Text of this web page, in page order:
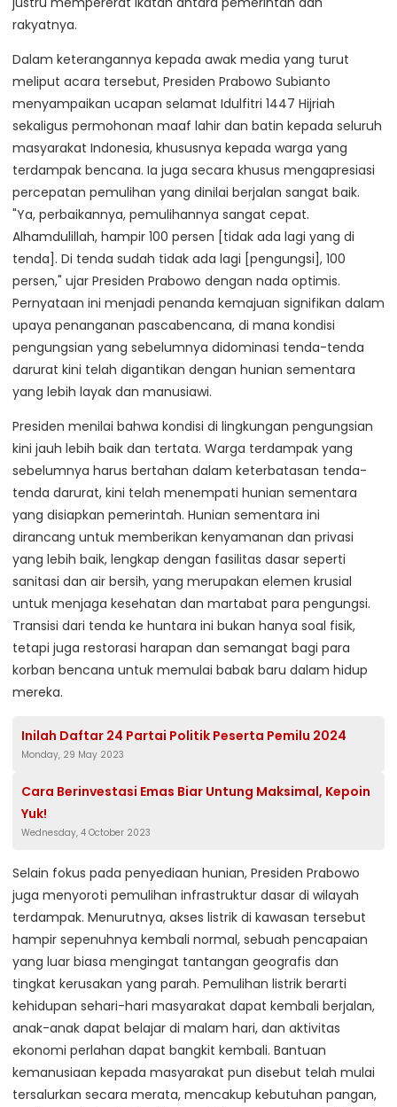
rakyatnya.
Dalam keterangannya kepada awak media yang turut
meliput acara tersebut, Presiden Prabowo Subianto
menyampaikan ucapan selamat Idulfitri 1447 Hijriah
sekaligus permohonan maaf lahir dan batin kepada seluruh
masyarakat Indonesia, khususnya kepada warga yang
terdampak bencana. Ia juga secara khusus mengapresiasi
percepatan pemulihan yang dinilai berjalan sangat baik.
"Ya, perbaikannya, pemulihannya sangat cepat.
Alhamdulillah, hampir 100 persen [tidak ada lagi yang di
tenda]. Di tenda sudah tidak ada lagi [pengungsi], 100
persen," ujar Presiden Prabowo dengan nada optimis.
Pernyataan ini menjadi penanda kemajuan signifikan dalam
upaya penanganan pascabencana, di mana kondisi
pengungsian yang sebelumnya didominasi tenda-tenda
darurat kini telah digantikan dengan hunian sementara
yang lebih layak dan manusiawi.
Presiden menilai bahwa kondisi di lingkungan pengungsian
kini jauh lebih baik dan tertata. Warga terdampak yang
sebelumnya harus bertahan dalam keterbatasan tenda-
tenda darurat, kini telah menempati hunian sementara
yang disiapkan pemerintah. Hunian sementara ini
dirancang untuk memberikan kenyamanan dan privasi
yang lebih baik, lengkap dengan fasilitas dasar seperti
sanitasi dan air bersih, yang merupakan elemen krusial
untuk menjaga kesehatan dan martabat para pengungsi.
Transisi dari tenda ke huntara ini bukan hanya soal fisik,
tetapi juga restorasi harapan dan semangat bagi para
korban bencana untuk memulai babak baru dalam hidup
mereka.
Inilah Daftar 24 Partai Politik Peserta Pemilu 2024
Monday, 29 May 2023
Cara Berinvestasi Emas Biar Untung Maksimal, Kepoin
Yuk!
Wednesday, 4 October 2023
Selain fokus pada penyediaan hunian, Presiden Prabowo
juga menyoroti pemulihan infrastruktur dasar di wilayah
terdampak. Menurutnya, akses listrik di kawasan tersebut
hampir sepenuhnya kembali normal, sebuah pencapaian
yang luar biasa mengingat tantangan geografis dan
tingkat kerusakan yang parah. Pemulihan listrik berarti
kehidupan sehari-hari masyarakat dapat kembali berjalan,
anak-anak dapat belajar di malam hari, dan aktivitas
ekonomi perlahan dapat bangkit kembali. Bantuan
kemanusiaan kepada masyarakat pun disebut telah mulai
tersalurkan secara merata, mencakup kebutuhan pangan,